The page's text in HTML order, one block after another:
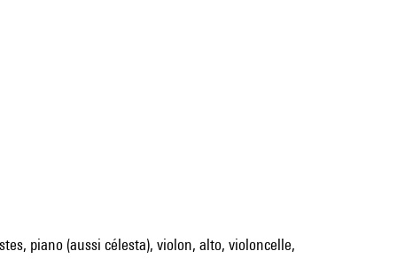
piano (aussi célesta), violon, alto, violoncelle,